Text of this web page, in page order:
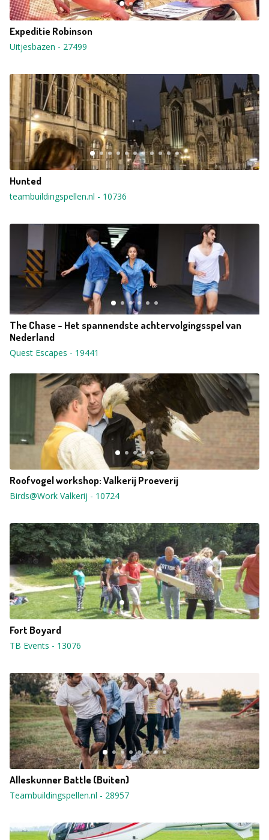
Expeditie Robinson
Uitjesbazen - 27499
Hunted
teambuildingspellen.nl - 10736
The Chase - Het spannendste achtervolgingsspel van
Nederland
Quest Escapes - 19441
Roofvogel workshop: Valkerij Proeverij
Birds@Work Valkerij - 10724
Fort Boyard
TB Events - 13076
Alleskunner Battle (Buiten)
Teambuildingspellen.nl - 28957